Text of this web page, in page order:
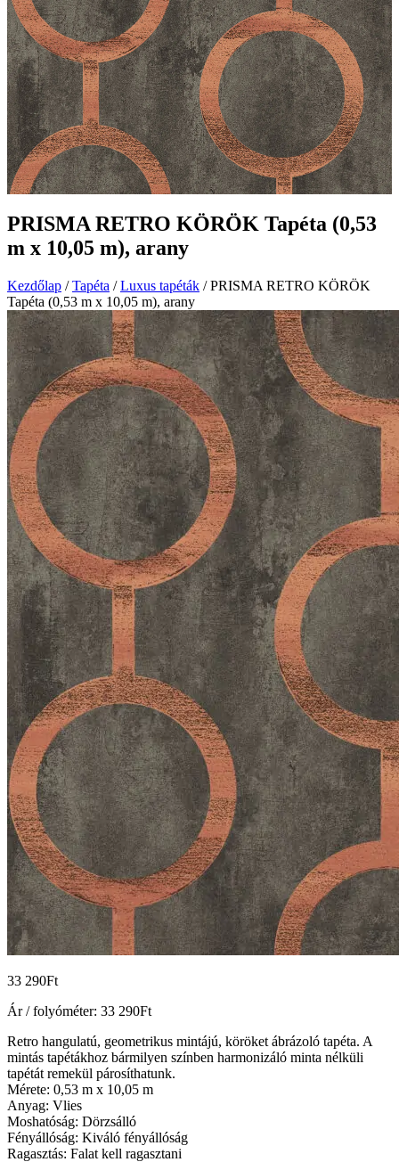
PRISMA RETRO KÖRÖK Tapéta (0,53
m x 10,05 m), arany
Kezdőlap /Tapéta /Luxus tapéták / PRISMA RETRO KÖRÖK
Tapéta (0,53 m x 10,05 m), arany
33 290Ft
Ár / folyóméter: 33 290Ft
Retro hangulatú, geometrikus mintájú, köröket ábrázoló tapéta. A
mintás tapétákhoz bármilyen színben harmonizáló minta nélküli
tapétát remekül párosíthatunk.
Mérete: 0,53 m x 10,05 m
Anyag: Vlies
Moshatóság: Dörzsálló
Fényállóság: Kiváló fényállóság
Ragasztás: Falat kell ragasztani